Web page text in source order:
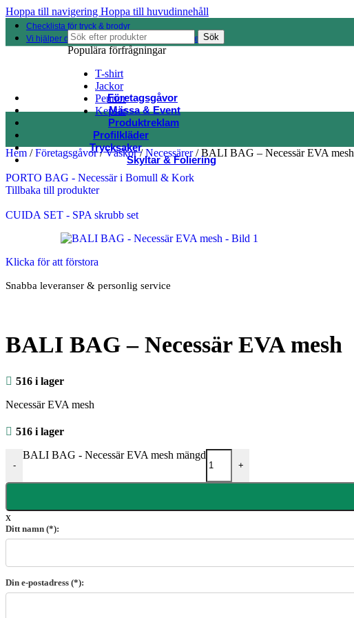
Hoppa till navigering Hoppa till huvudinnehåll
Checklista för tryck & brodyr
Vi hjälper dig hitta rätt bland 100 000 produkter Sök
Populära förfrågningar
T-shirt
Jackor
Pennor
Kepsar
Företagsgåvor
Mässa & Event
Produktreklam
Profilkläder
Trycksaker
Skyltar & Foliering
Hem / Företagsgåvor/ Väskor/ Necessärer/ BALI BAG – Necessär EVA mesh
PORTO BAG - Necessär i Bomull & Kork
Tillbaka till produkter
CUIDA SET - SPA skrubb set
Klicka för att förstora
Snabba leveranser & personlig service
BALI BAG – Necessär EVA mesh
516 i lager
Necessär EVA mesh
516 i lager
-
BALI BAG - Necessär EVA mesh mängd
+
x
Ditt namn (*):
Din e-postadress (*):